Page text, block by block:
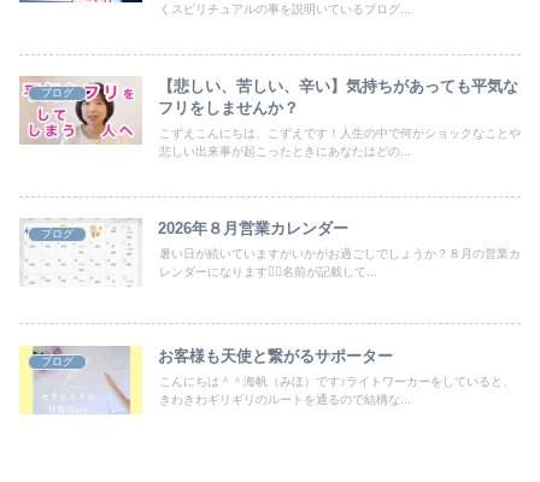
くスピリチュアルの事を説明いているブログ...
ブログ
【悲しい、苦しい、辛い】気持ちがあっても平気な
フリをしませんか？
こずえこんにちは、こずえです！人生の中で何かショックなことや
悲しい出来事が起こったときにあなたはどの...
ブログ 2026年８月営業カレンダー
暑い日が続いていますがいかがお過ごしでしょうか？８月の営業カ
レンダーになります🙇‍♀️名前が記載して...
ブログ お客様も天使と繋がるサポーター
こんにちは＾＾海帆（みほ）です♪ライトワーカーをしていると、
きわきわギリギリのルートを通るので結構な...